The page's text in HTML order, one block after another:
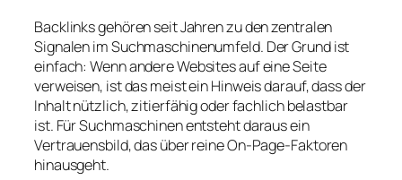
Backlinks gehören seit Jahren zu den zentralen
Signalen im Suchmaschinenumfeld. Der Grund ist
einfach: Wenn andere Websites auf eine Seite
verweisen, ist das meist ein Hinweis darauf, dass der
Inhalt nützlich, zitierfähig oder fachlich belastbar
ist. Für Suchmaschinen entsteht daraus ein
Vertrauensbild, das über reine On-Page-Faktoren
hinausgeht.